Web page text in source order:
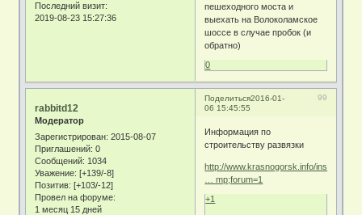
Последний визит:
2019-08-23 15:27:36
пешеходного моста и
выехать на Волоколамское
шоссе в случае пробок (и
обратно)
0
Поделиться 99
2016-01-
06 15:45:55
rabbitd12
Модератор
Зарегистрирован: 2015-08-07
Приглашений: 0
Сообщений: 1034
Уважение: [+139/-8]
Позитив: [+103/-12]
Провел на форуме:
1 месяц 15 дней
Информация по
строительству развязки
http://www.krasnogorsk.info/inside/
… mp;forum=1
+1